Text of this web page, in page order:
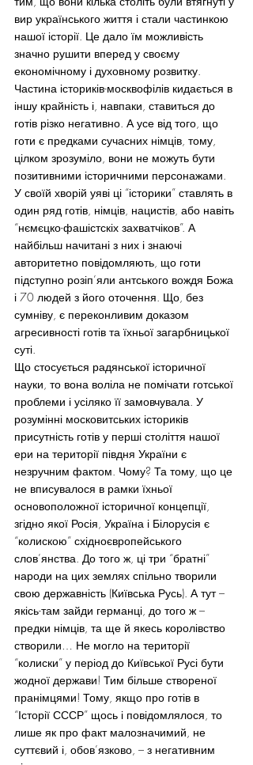
вир українського життя і стали частинкою
нашої історії. Це дало їм можливість
значно рушити вперед у своєму
економічному і духовному розвитку.
Частина істориків-москвофілів кидається в
іншу крайність і, навпаки, ставиться до
готів різко негативно. А усе від того, що
готи є предками сучасних німців, тому,
цілком зрозуміло, вони не можуть бути
позитивними історичними персонажами.
У своїй хворій уяві ці “історики” ставлять в
один ряд готів, німців, нацистів, або навіть
“нємєцко-фашістскіх захватчіков”. А
найбільш начитані з них і знаючі
авторитетно повідомляють, що готи
підступно розіп’яли антського вождя Божа
і 70 людей з його оточення. Що, без
сумніву, є переконливим доказом
агресивності готів та їхньої загарбницької
суті.
Що стосується радянської історичної
науки, то вона воліла не помічати готської
проблеми і усіляко її замовчувала. У
розумінні московитських істориків
присутність готів у перші століття нашої
ери на території півдня України є
незручним фактом. Чому? Та тому, що це
не вписувалося в рамки їхньої
основоположної історичної концепції,
згідно якої Росія, Україна і Білорусія є
“колискою” східноєвропейського
слов’янства. До того ж, ці три “братні”
народи на цих землях спільно творили
свою державність (Київська Русь). А тут –
якісь-там зайди германці, до того ж –
предки німців, та ще й якесь королівство
створили… Не могло на території
“колиски” у період до Київської Русі бути
жодної держави! Тим більше створеної
пранімцями! Тому, якщо про готів в
“Історії СССР” щось і повідомлялося, то
лише як про факт малозначимий, не
суттєвий і, обов’язково, – з негативним